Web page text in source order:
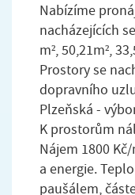
Nabízíme
nacházejících
m², 50,21m²,
Prostory se
dopravního
Plzeňská -
K prostorům
Nájem 1800
a energie.
paušálem,